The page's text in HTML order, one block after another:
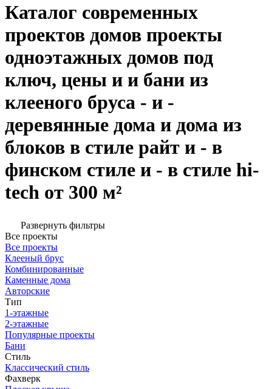
Каталог современных
проектов домов проекты
одноэтажных домов под
ключ, цены и и бани из
клееного бруса - и -
деревянные дома и дома из
блоков в стиле райт и - в
финском стиле и - в стиле hi-
tech от 300 м²
Развернуть фильтры
Все проекты
Все проекты
Клееный брус
Комбинированные
Каменные дома
Авторские
Тип
1-этажные
2-этажные
Популярные проекты
Бани
Стиль
Классический стиль
Фахверк